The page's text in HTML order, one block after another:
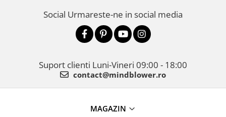
Social Urmareste-ne in social media
Suport clienti Luni-Vineri 09:00 - 18:00
contact@mindblower.ro
MAGAZIN